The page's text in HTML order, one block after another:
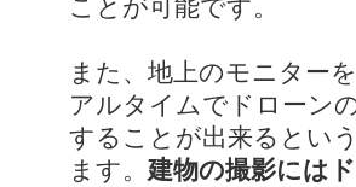
ことが可能です。
また、地上のモニター
アルタイムでドローン
することが出来るとい
ます。 建物の撮影には